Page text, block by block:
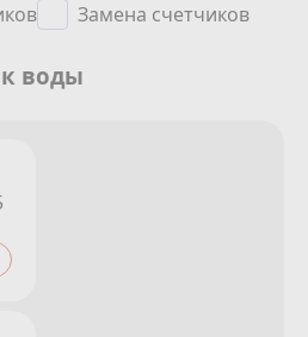
Замена счетчиков
воды